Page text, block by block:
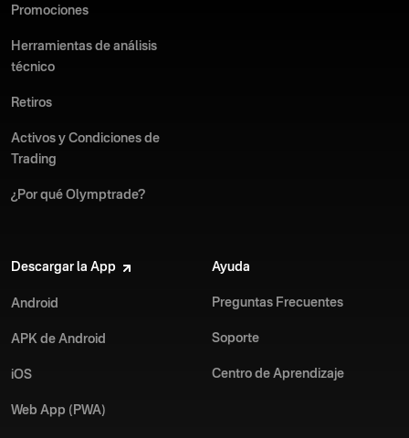
Promociones
Herramientas de análisis
técnico
Retiros
Activos y Condiciones de
Trading
¿Por qué Olymptrade?
Descargar la App
Android
APK de Android
iOS
Web App (PWA)
Ayuda
Preguntas Frecuentes
Soporte
Centro de Aprendizaje